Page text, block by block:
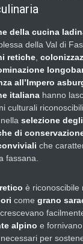
della cucina
della Val di
retiche
all’Impero
italiana hanno
culturali
, nella selezione
di
che
fassana.
è riconoscibile
come grano
alpino e fornivano
necessari per